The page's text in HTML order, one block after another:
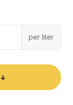
per liter